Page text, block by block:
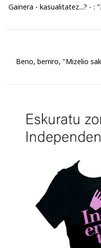
Gainera - kasualitatez...? - :
Beno, berriro, "Mizelio